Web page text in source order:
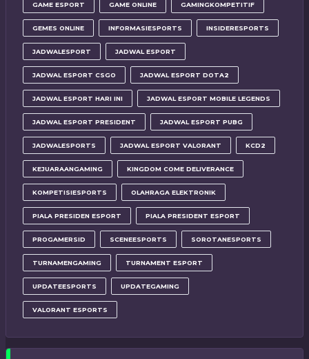
GAME ESPORT GAME ONLINE GAMINGKOMPETITIF
GEMES ONLINE INFORMASIESPORTS INSIDERESPORTS
JADWALESPORT JADWAL ESPORT
JADWAL ESPORT CSGO JADWAL ESPORT DOTA2
JADWAL ESPORT HARI INI JADWAL ESPORT MOBILE LEGENDS
JADWAL ESPORT PRESIDENT JADWAL ESPORT PUBG
JADWALESPORTS JADWAL ESPORT VALORANT KCD2
KEJUARAANGAMING KINGDOM COME DELIVERANCE
KOMPETISIESPORTS OLAHRAGA ELEKTRONIK
PIALA PRESIDEN ESPORT PIALA PRESIDENT ESPORT
PROGAMERSID SCENEESPORTS SOROTANESPORTS
TURNAMENGAMING TURNAMENT ESPORT
UPDATEESPORTS UPDATEGAMING
VALORANT ESPORTS